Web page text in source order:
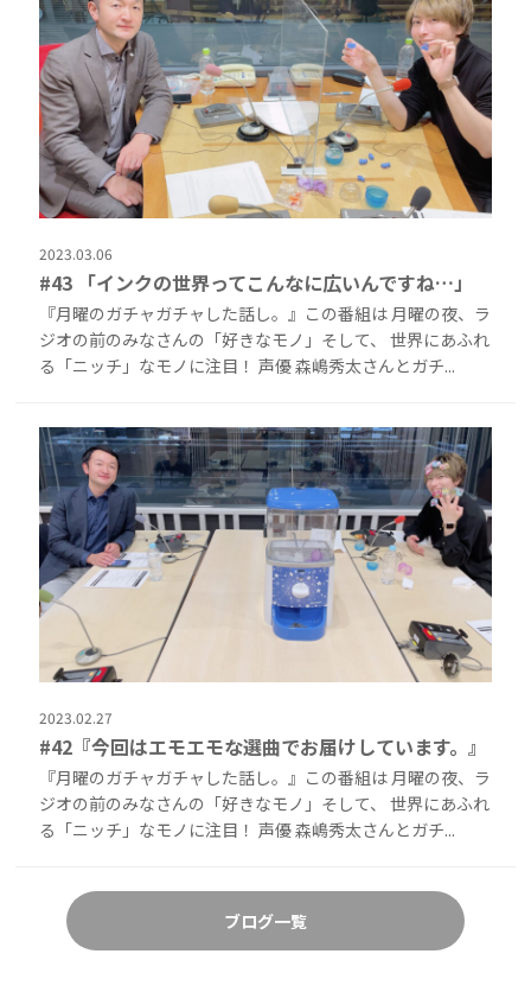
2023.03.06
#43 「インクの世界ってこんなに広いんですね…」
『月曜のガチャガチャした話し。』この番組は 月曜の夜、ラ
ジオの前のみなさんの「好きなモノ」そして、 世界にあふれ
る「ニッチ」なモノに注目！ 声優 森嶋秀太さんとガチ...
2023.02.27
#42『今回はエモエモな選曲でお届けしています。』
『月曜のガチャガチャした話し。』この番組は 月曜の夜、ラ
ジオの前のみなさんの「好きなモノ」そして、 世界にあふれ
る「ニッチ」なモノに注目！ 声優 森嶋秀太さんとガチ...
ブログ一覧